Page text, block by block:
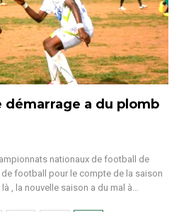
démarrage a du plomb
nationaux de football de
football pour le compte de la saison
, la nouvelle saison a du mal à…